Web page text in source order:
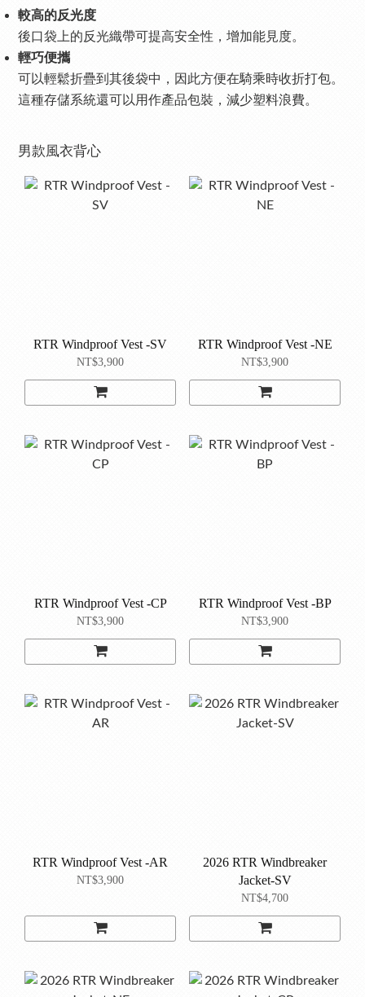
較高的反光度
後口袋上的反光織帶可提高安全性，增加能見度。
輕巧便攜
可以輕鬆折疊到其後袋中，因此方便在騎乘時收折打包。
這種存儲系統還可以用作產品包裝，減少塑料浪費。
男款風衣背心
RTR Windproof Vest -SV
NT$3,900
RTR Windproof Vest -NE
NT$3,900
RTR Windproof Vest -CP
NT$3,900
RTR Windproof Vest -BP
NT$3,900
RTR Windproof Vest -AR
NT$3,900
2026 RTR Windbreaker
Jacket-SV
NT$4,700